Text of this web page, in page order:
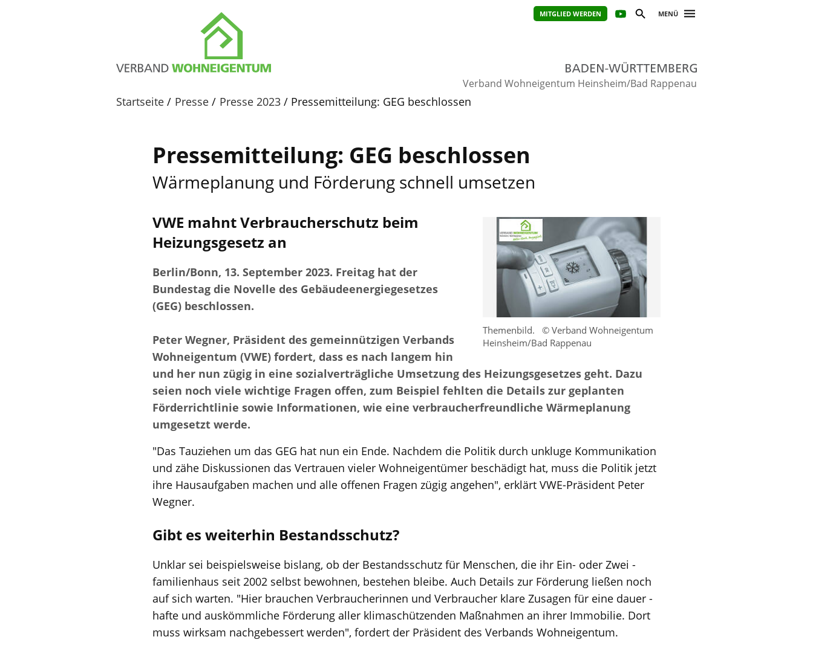
MITGLIED WERDEN MENÜ
Verband Wohneigentum Heinsheim/Bad Rappenau
Startseite Presse Presse 2023 Pressemitteilung: GEG beschlossen
Pressemitteilung: GEG beschlossen
Wärmeplanung und Förderung schnell umsetzen
Themenbild. © Verband Wohneigentum
Heinsheim/Bad Rappenau
VWE mahnt Verbraucherschutz beim
Heizungsgesetz an
Berlin/Bonn, 13. September 2023. Freitag hat der
Bundestag die Novelle des Gebäudeenergiegesetzes
(GEG) beschlossen.
Peter Wegner, Präsident des gemeinnützigen Verbands
Wohneigentum (VWE) fordert, dass es nach langem hin
und her nun zügig in eine sozialverträgliche Umsetzung des Heizungsgesetzes geht. Dazu
seien noch viele wichtige Fragen offen, zum Beispiel fehlten die Details zur geplanten
Förderrichtlinie sowie Informationen, wie eine verbraucherfreundliche Wärmeplanung
umgesetzt werde.
"Das Tauziehen um das GEG hat nun ein Ende. Nachdem die Politik durch unkluge Kommunikation
und zähe Diskussionen das Vertrauen vieler Wohneigentümer beschädigt hat, muss die Politik jetzt
ihre Hausaufgaben machen und alle offenen Fragen zügig angehen", erklärt VWE-Präsident Peter
Wegner.
Gibt es weiterhin Bestandsschutz?
Unklar sei beispielsweise bislang, ob der Bestandsschutz für Menschen, die ihr Ein- oder Zwei -
familienhaus seit 2002 selbst bewohnen, bestehen bleibe. Auch Details zur Förderung ließen noch
auf sich warten. "Hier brauchen Verbraucherinnen und Verbraucher klare Zusagen für eine dauer -
hafte und auskömmliche Förderung aller klimaschützenden Maßnahmen an ihrer Immobilie. Dort
muss wirksam nachgebessert werden", fordert der Präsident des Verbands Wohneigentum.